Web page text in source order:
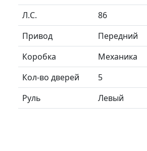
Л.C.
86
Привод
Передний
Коробка
Механика
Кол-во дверей
5
Руль
Левый